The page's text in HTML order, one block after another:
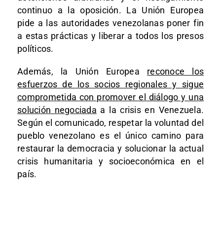
continuo a la oposición. La Unión Europea
pide a las autoridades venezolanas poner fin
a estas prácticas y liberar a todos los presos
políticos.
Además, la Unión Europea reconoce los
esfuerzos de los socios regionales y sigue
comprometida con promover el diálogo y una
solución negociada a la crisis en Venezuela.
Según el comunicado, respetar la voluntad del
pueblo venezolano es el único camino para
restaurar la democracia y solucionar la actual
crisis humanitaria y socioeconómica en el
país.